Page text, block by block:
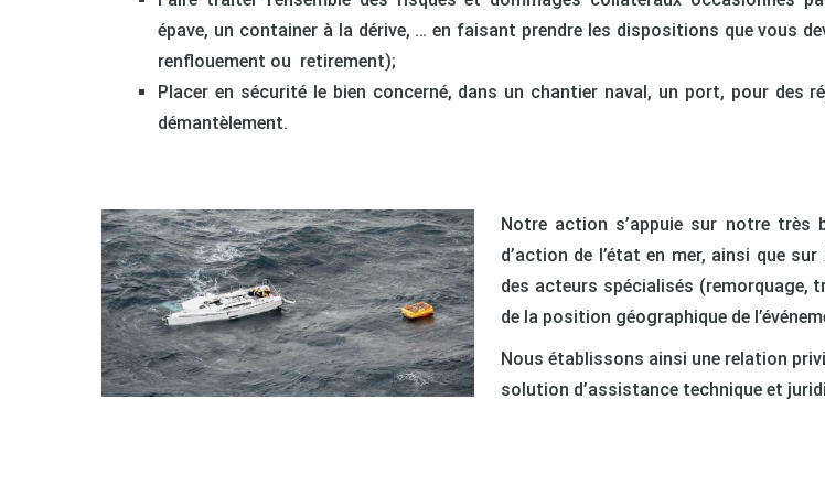
épave, un container à la dérive, … en faisant prendre les dispositions que vous
renflouement ou retirement);
Placer en sécurité le bien concerné, dans un chantier naval, un port, pour des
démantèlement.
Notre action s’appuie sur notre très
d’action de l’état en mer, ainsi que
des acteurs spécialisés (remorquage,
de la position géographique de
Nous établissons ainsi une relation
solution d’assistance technique et